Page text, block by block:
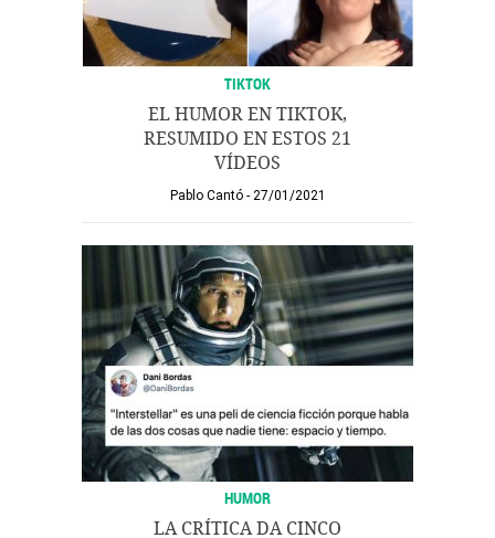
TIKTOK
EL HUMOR EN TIKTOK,
RESUMIDO EN ESTOS 21
VÍDEOS
Pablo Cantó 27/01/2021
HUMOR
LA CRÍTICA DA CINCO